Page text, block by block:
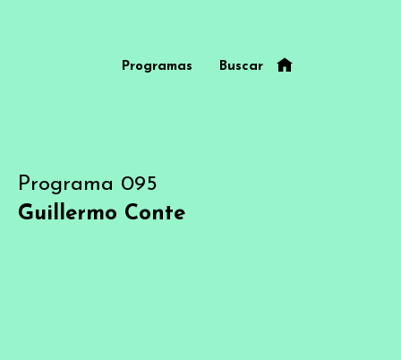
Programas Buscar
Programa 095
Guillermo Conte